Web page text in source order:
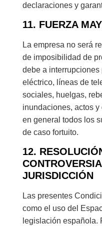
declaraciones y
11. FUERZA
La empresa no será
de imposibilidad de
debe a
eléctrico, líneas de
sociales, huelgas,
inundaciones, actos
en general todos los
de caso fortuito.
12.
JURISDICCIÓN
Las presentes
como el uso del
legislación española.